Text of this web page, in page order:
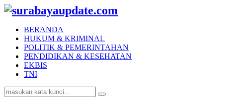
BERANDA
HUKUM & KRIMINAL
POLITIK & PEMERINTAHAN
PENDIDIKAN & KESEHATAN
EKBIS
TNI
Search
for:
Search